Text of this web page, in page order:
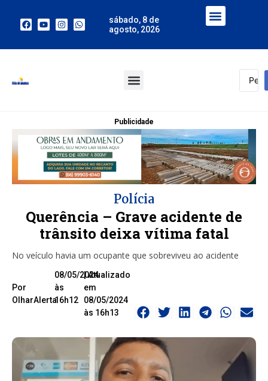
sábado, 8 de
agosto, 2026
Publicidade
Polícia
Querência – Grave acidente de
trânsito deixa vítima fatal
No veículo havia um ocupante que sobreviveu ao acidente
Por
OlharAlerta
08/05/2024
às
16h12
| Atualizado
em
08/05/2024
às 16h13